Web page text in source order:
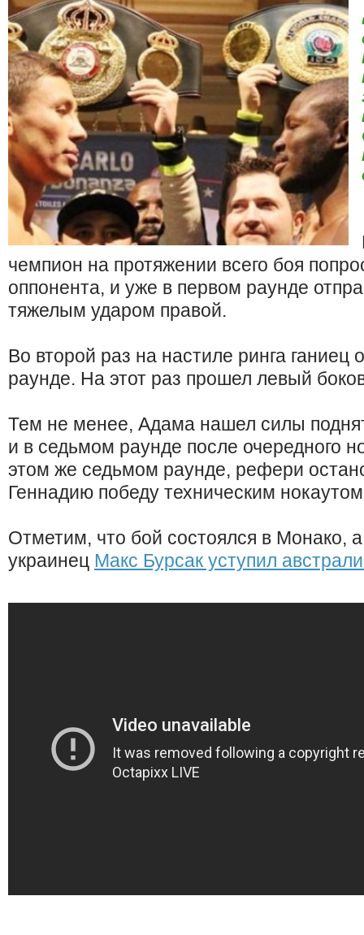
чемпион на протяжении всего боя
оппонента, и уже в первом раунде
тяжелым ударом правой.
Во второй раз на настиле ринга ганиец
раунде. На этот раз прошел левый
Тем не менее, Адама нашел силы
и в седьмом раунде после очередного
этом же седьмом раунде, рефери
Геннадию победу техническим
Отметим, что бой состоялся в Монако, а
украинец Макс Бурсак уступил